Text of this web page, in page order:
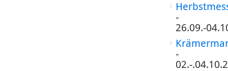
-
26.09.-
-
02.-